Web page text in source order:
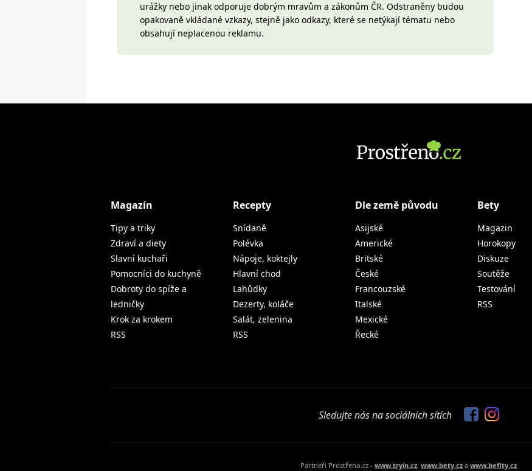
urážky nebo jinak odporuje dobrým mravům a zákonům ČR. Odstraněny budou
opakovaně vkládané vzkazy, stejně jako odkazy, které se netýkají tématu nebo
obsahují neplacenou reklamu.
Magazín
Tipy a triky
Zdraví a diety
Slavní kuchaři
Pomocníci do kuchyně
Dobroty do spíže a
ledničky
Krok za krokem
RSS
Recepty
Snídaně
Polévka
Nápoje, koktejly
Hlavní chod
Lahůdky
Dezerty, koláče
Salát, zelenina
RSS
Dle země původu
Asijské
Americké
Britské
České
Francouzské
Italské
Mexické
Řecké
Bety
Magazin
Horokopy
Diskuze
Soutěže
Testování
RSS
Sledujte nás na sociálních sítích
Partneři Prostřeno.cz - www.tryin.cz, www.bety.cz a www.befity.cz